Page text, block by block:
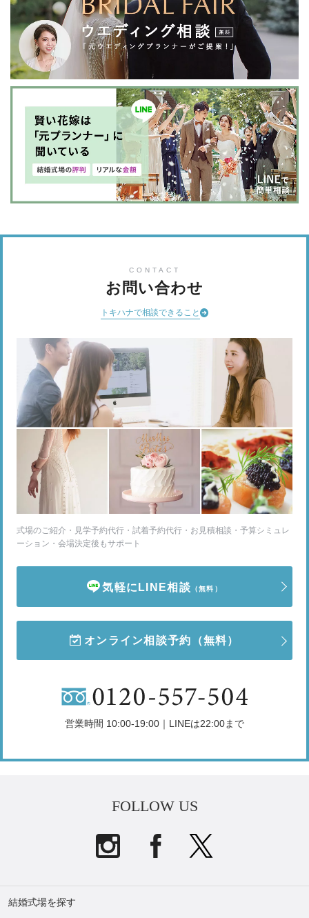
料金を請求させて頂きます。
＊＊特記事項＊＊ フォトグ
ラファーの急な体調変化や人災・天災・テロ・デモ等の
不可抗力なトラブルにより撮影が不可能となった場合。
撮影金額の100%を限度にお返しさせて頂きます。また
その場合は誠意を持って可能な限り別フォトグラファー
の手配の対応をさせて頂きます。
機材トラブル・その他
要因によってデータがお渡しできない場合。撮影金額の
100%を限度にお返しさせて頂きます。またスナップ撮影
（動きながら瞬間的に撮る技法）という性質上、全ての
瞬間の切り取りを100%保証するものではありません。ご
理解を賜ります様、宜しくお願い致します。＊＊お支
払い方法＊＊
お申し込みから → 当日の3日前までに、
全額銀行へのお振込をお願い致します。尚、振り込み
手数料はお客様でご負担頂きます様、宜しくお願い致し
ます。当日を越えてのお支払いも受付致します。その場
CONTACT
お問い合わせ
トキハナで相談できること
式場のご紹介・見学予約代行・試着予約代行・お見積相談・予算シミュレ
ーション・会場決定後もサポート
気軽にLINE相談 （無料）
オンライン相談予約 （無料）
営業時間 10:00-19:00｜LINEは22:00まで
FOLLOW US
結婚式場を探す